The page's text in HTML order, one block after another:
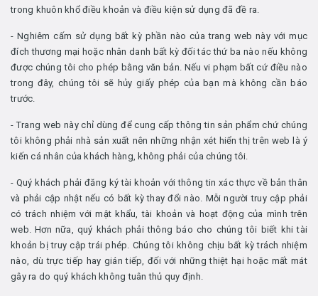
trong khuôn khổ điều khoản và điều kiện sử dụng đã đề ra.
- Nghiêm cấm sử dụng bất kỳ phần nào của trang web này với mục
đích thương mại hoặc nhân danh bất kỳ đối tác thứ ba nào nếu không
được chúng tôi cho phép bằng văn bản. Nếu vi phạm bất cứ điều nào
trong đây, chúng tôi sẽ hủy giấy phép của bạn mà không cần báo
trước.
- Trang web này chỉ dùng để cung cấp thông tin sản phẩm chứ chúng
tôi không phải nhà sản xuất nên những nhận xét hiển thị trên web là ý
kiến cá nhân của khách hàng, không phải của chúng tôi.
- Quý khách phải đăng ký tài khoản với thông tin xác thực về bản thân
và phải cập nhật nếu có bất kỳ thay đổi nào. Mỗi người truy cập phải
có trách nhiệm với mật khẩu, tài khoản và hoạt động của mình trên
web. Hơn nữa, quý khách phải thông báo cho chúng tôi biết khi tài
khoản bị truy cập trái phép. Chúng tôi không chịu bất kỳ trách nhiệm
nào, dù trực tiếp hay gián tiếp, đối với những thiệt hại hoặc mất mát
gây ra do quý khách không tuân thủ quy định.